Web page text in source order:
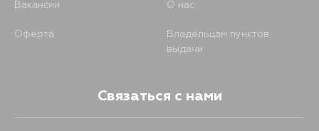
Вакансии О нас
Оферта
Владельцам пунктов
выдачи
Связаться с нами